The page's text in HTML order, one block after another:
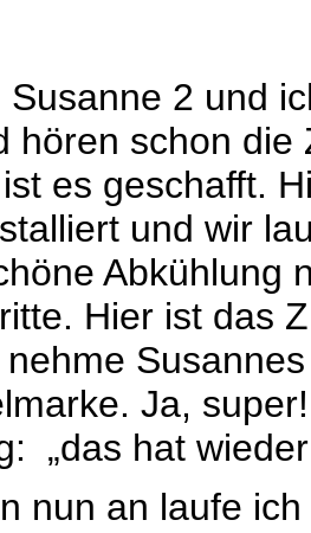
Susanne 2 und
hören schon
es geschafft.
und wir
Abkühlung
Hier ist das
Ja,
„das hat
nun an laufe